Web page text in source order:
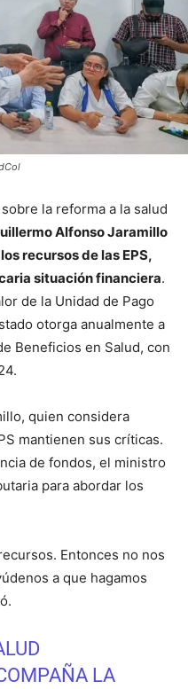
la reforma a la salud
Alfonso Jaramillo
recursos de las EPS,
situación financiera.
de la Unidad de Pago
otorga anualmente a
Beneficios en Salud, con
quien considera
mantienen sus críticas.
de fondos, el ministro
para abordar los
Entonces no nos
a que hagamos
LA